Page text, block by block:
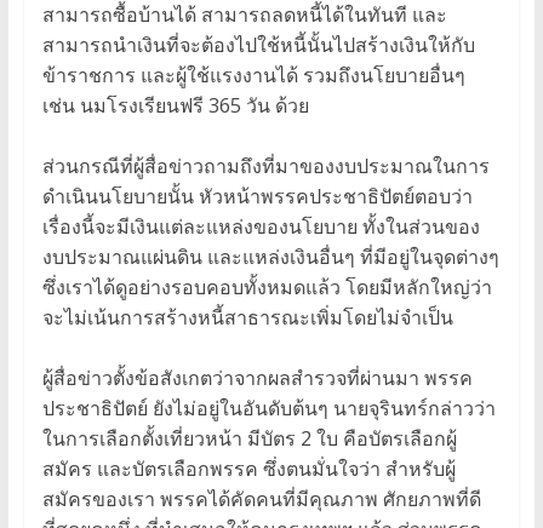
สามารถซื้อบ้านได้ สามารถลดหนี้ได้ในทันที และ
สามารถนำเงินที่จะต้องไปใช้หนี้นั้นไปสร้างเงินให้กับ
ข้าราชการ และผู้ใช้แรงงานได้ รวมถึงนโยบายอื่นๆ
เช่น นมโรงเรียนฟรี 365 วัน ด้วย
ส่วนกรณีที่ผู้สื่อข่าวถามถึงที่มาของงบประมาณในการ
ดำเนินนโยบายนั้น หัวหน้าพรรคประชาธิปัตย์ตอบว่า
เรื่องนี้จะมีเงินแต่ละแหล่งของนโยบาย ทั้งในส่วนของ
งบประมาณแผ่นดิน และแหล่งเงินอื่นๆ ที่มีอยู่ในจุดต่างๆ
ซึ่งเราได้ดูอย่างรอบคอบทั้งหมดแล้ว โดยมีหลักใหญ่ว่า
จะไม่เน้นการสร้างหนี้สาธารณะเพิ่มโดยไม่จำเป็น
ผู้สื่อข่าวตั้งข้อสังเกตว่าจากผลสำรวจที่ผ่านมา พรรค
ประชาธิปัตย์ ยังไม่อยู่ในอันดับต้นๆ นายจุรินทร์กล่าวว่า
ในการเลือกตั้งเที่ยวหน้า มีบัตร 2 ใบ คือบัตรเลือกผู้
สมัคร และบัตรเลือกพรรค ซึ่งตนมั่นใจว่า สำหรับผู้
สมัครของเรา พรรคได้คัดคนที่มีคุณภาพ ศักยภาพที่ดี